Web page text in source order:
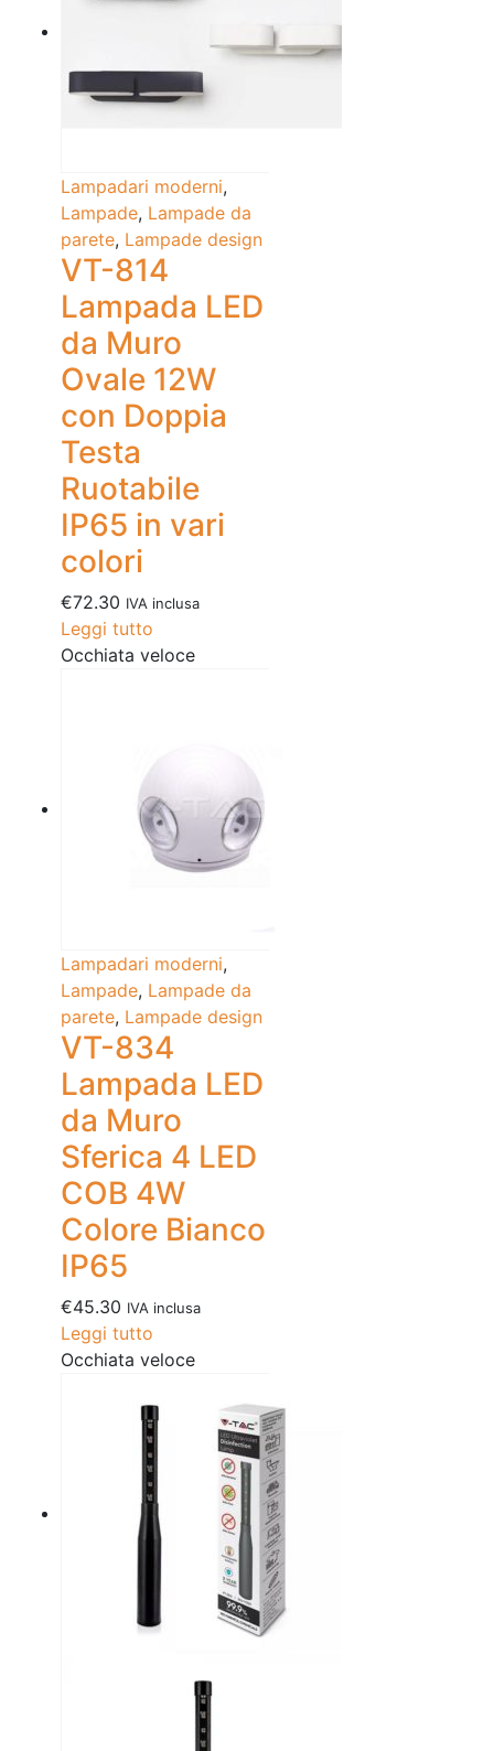
Lampadari moderni,
Lampade, Lampade da
parete, Lampade design
VT-814
Lampada LED
da Muro
Ovale 12W
con Doppia
Testa
Ruotabile
IP65 in vari
colori
€72.30 IVA inclusa
Leggi tutto
Occhiata veloce
Lampadari moderni,
Lampade, Lampade da
parete, Lampade design
VT-834
Lampada LED
da Muro
Sferica 4 LED
COB 4W
Colore Bianco
IP65
€45.30 IVA inclusa
Leggi tutto
Occhiata veloce